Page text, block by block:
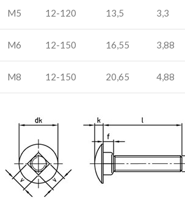
M5 12-120 13,5 3,3
M6 12-150 16,55 3,88
M8 12-150 20,65 4,88